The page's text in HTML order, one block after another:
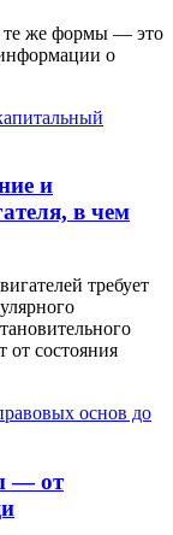
те же формы — это
о
и
в чем
требует
состояния
— от